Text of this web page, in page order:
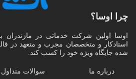
چرا اوسا؟
اوسا اولین شرکت خدماتی در مازندران
استادکار و متخصصان مجرب و متعهد در
شده جایگاه ویژه خود را کسب کند.
درباره ما سوالات متداول